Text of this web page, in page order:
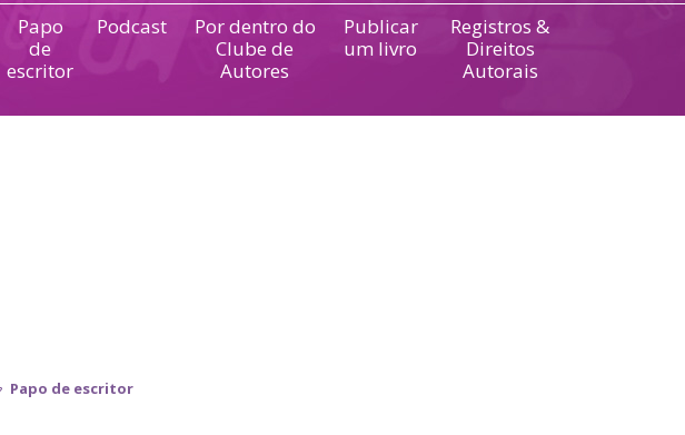
Papo
de
escritor
Podcast
Por dentro do
Clube de
Autores
Publicar
um livro
Registros &
Direitos
Autorais
Papo de escritor